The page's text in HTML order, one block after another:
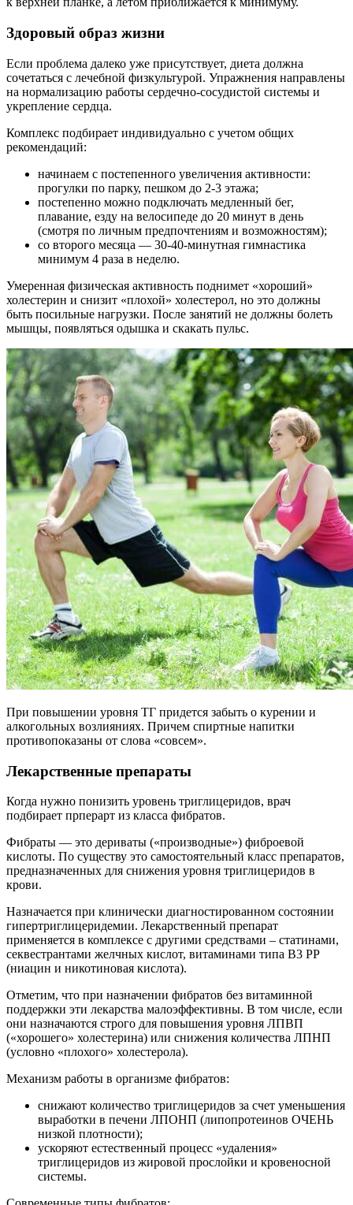
Здоровый образ жизни
Если проблема далеко уже присутствует, диета должна
сочетаться с лечебной физкультурой. Упражнения направлены
на нормализацию работы сердечно-сосудистой системы и
укрепление сердца.
Комплекс подбирает индивидуально с учетом общих
рекомендаций:
начинаем с постепенного увеличения активности:
прогулки по парку, пешком до 2-3 этажа;
постепенно можно подключать медленный бег,
плавание, езду на велосипеде до 20 минут в день
(смотря по личным предпочтениям и возможностям);
со второго месяца — 30-40-минутная гимнастика
минимум 4 раза в неделю.
Умеренная физическая активность поднимет «хороший»
холестерин и снизит «плохой» холестерол, но это должны
быть посильные нагрузки. После занятий не должны болеть
мышцы, появляться одышка и скакать пульс.
При повышении уровня ТГ придется забыть о курении и
алкогольных возлияниях. Причем спиртные напитки
противопоказаны от слова «совсем».
Лекарственные препараты
Когда нужно понизить уровень триглицеридов, врач
подбирает прперарт из класса фибратов.
Фибраты — это дериваты («производные») фиброевой
кислоты. По существу это самостоятельный класс препаратов,
предназначенных для снижения уровня триглицеридов в
крови.
Назначается при клинически диагностированном состоянии
гипертриглицеридемии. Лекарственный препарат
применяется в комплексе с другими средствами – статинами,
секвестрантами желчных кислот, витаминами типа B3 PP
(ниацин и никотиновая кислота).
Отметим, что при назначении фибратов без витаминной
поддержки эти лекарства малоэффективны. В том числе, если
они назначаются строго для повышения уровня ЛПВП
(«хорошего» холестерина) или снижения количества ЛПНП
(условно «плохого» холестерола).
Механизм работы в организме фибратов:
снижают количество триглицеридов за счет уменьшения
выработки в печени ЛПОНП (липопротеинов ОЧЕНЬ
низкой плотности);
ускоряют естественный процесс «удаления»
триглицеридов из жировой прослойки и кровеносной
системы.